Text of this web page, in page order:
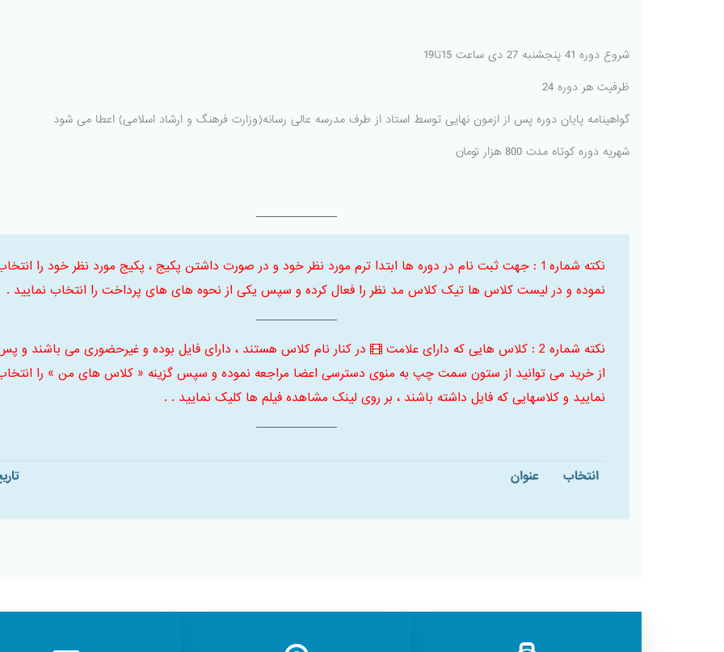
شروع دوره 41 پنجشنبه 27 دی ساعت 15تا19
ظرفیت هر دوره 24
گواهینامه پایان دوره پس از ازمون نهایی توسط استاد از طرف مدرسه عالی رسانه(وزارت فرهنگ و ارشاد اسلامی) اعطا می شود
شهریه دوره کوتاه مدت 800 هزار تومان
نکته شماره 1 : جهت ثبت نام در دوره ها ابتدا ترم مورد نظر خود و در صورت داشتن پکیج ، پکیج مورد نظر خود را
نموده و در لیست کلاس ها تیک کلاس مد نظر را فعال کرده و سپس یکی از نحوه های های پرداخت را انتخاب نمایید .
نکته شماره 2 : کلاس هایی که دارای علامت
در کنار نام کلاس هستند ، دارای فایل بوده و غیرحضوری می باشند و
از خرید می توانید از ستون سمت چپ به منوی دسترسی اعضا مراجعه نموده و سپس گزینه « کلاس های من » را
نمایید و کلاسهایی که فایل داشته باشند ، بر روی لینک مشاهده فیلم ها کلیک نمایید . .
انتخاب عنوان